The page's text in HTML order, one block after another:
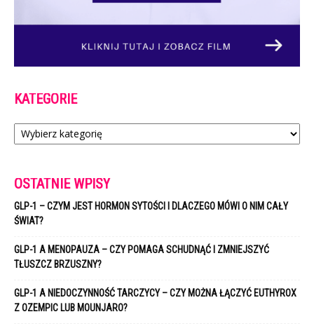
KATEGORIE
Kategorie
OSTATNIE WPISY
GLP-1 – CZYM JEST HORMON SYTOŚCI I DLACZEGO MÓWI O NIM CAŁY
ŚWIAT?
GLP-1 A MENOPAUZA – CZY POMAGA SCHUDNĄĆ I ZMNIEJSZYĆ
TŁUSZCZ BRZUSZNY?
GLP-1 A NIEDOCZYNNOŚĆ TARCZYCY – CZY MOŻNA ŁĄCZYĆ EUTHYROX
Z OZEMPIC LUB MOUNJARO?